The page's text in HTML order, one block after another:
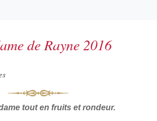
de Rayne 2016
tout en fruits et rondeur.